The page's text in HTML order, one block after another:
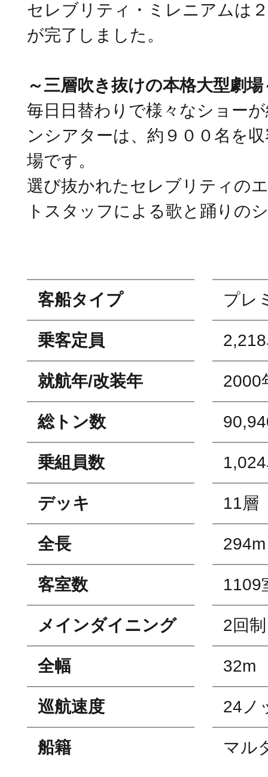
セレブリティ・ミレニアムは
が完了しました。
～三層吹き抜けの本格大型劇場
毎日日替わりで様々なショー
ンシアターは、約９００名を
場です。
選び抜かれたセレブリティの
トスタッフによる歌と踊りの
客船タイプ プレ
乗客定員
就航年/改装年 2000
総トン数
乗組員数
デッキ 11層
全長 294m
客室数 1109
メインダイニング 2回制
全幅 32m
巡航速度 24ノ
船籍 マル